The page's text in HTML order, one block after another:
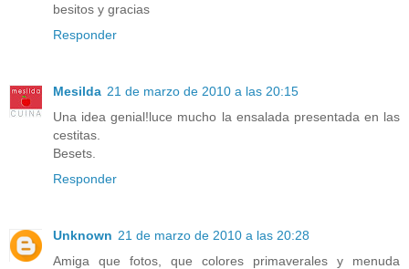
besitos y gracias
Responder
Mesilda 21 de marzo de 2010 a las 20:15
Una idea genial!luce mucho la ensalada presentada en las
cestitas.
Besets.
Responder
Unknown 21 de marzo de 2010 a las 20:28
Amiga que fotos, que colores primaverales y menuda